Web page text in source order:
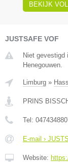
BEKIJK
JUSTSAFE VOF
Niet gevestigd
Henegouwen.
Limburg »
PRINS
Tel:
E-mail ›
Website: